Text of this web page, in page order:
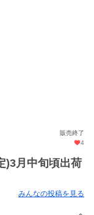
販売終了
4
)3月中旬頃出荷
みんなの投稿を見る